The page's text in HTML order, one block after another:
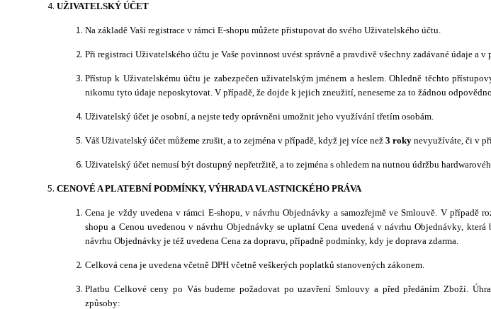
UŽIVATELSKÝ ÚČET
Na základě Vaší registrace v rámci E-shopu můžete přistupovat do svého Uživatelského účtu.
Při registraci Uživatelského účtu je Vaše povinnost uvést správně a pravdivě všechny zadávané údaje a v
Přístup k Uživatelskému účtu je zabezpečen uživatelským jménem a heslem. Ohledně těchto
nikomu tyto údaje neposkytovat. V případě, že dojde k jejich zneužití, neneseme za to žádnou
Uživatelský účet je osobní, a nejste tedy oprávněni umožnit jeho využívání třetím osobám.
Váš Uživatelský účet můžeme zrušit, a to zejména v případě, když jej více než 3 roky nevyužíváte, či v
Uživatelský účet nemusí být dostupný nepřetržitě, a to zejména s ohledem na nutnou údržbu
CENOVÉ A PLATEBNÍ PODMÍNKY, VÝHRADA VLASTNICKÉHO PRÁVA
Cena je vždy uvedena v rámci E-shopu, v návrhu Objednávky a samozřejmě ve Smlouvě. V případě
shopu a Cenou uvedenou v návrhu Objednávky se uplatní Cena uvedená v návrhu Objednávky,
návrhu Objednávky je též uvedena Cena za dopravu, případně podmínky, kdy je doprava zdarma.
Celková cena je uvedena včetně DPH včetně veškerých poplatků stanovených zákonem.
Platbu Celkové ceny po Vás budeme požadovat po uzavření Smlouvy a před předáním Zboží.
způsoby: